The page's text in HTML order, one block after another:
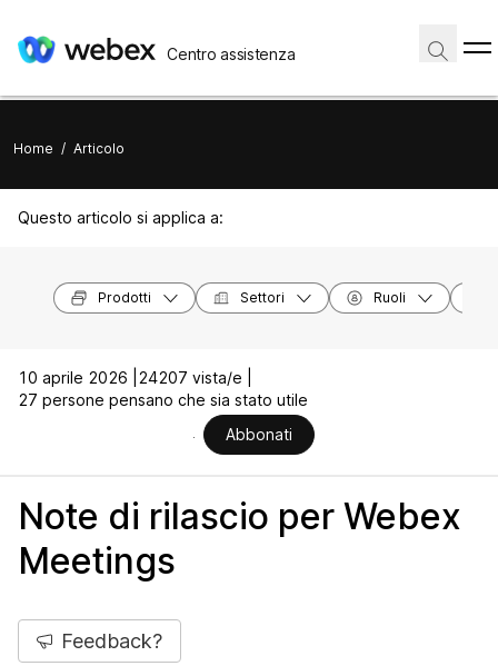
Centro assistenza
Home / Articolo
Questo articolo si applica a:
Prodotti Settori Ruoli
10 aprile 2026 |
24207 vista/e |
27 persone pensano che sia stato utile
Abbonati
Note di rilascio per Webex
Meetings
Feedback?